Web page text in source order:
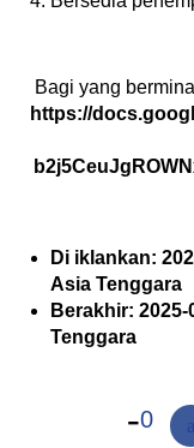
Bagi yang
https://
Di iklankan:
Asia Tenggara
Berakhir:
Tenggara
0